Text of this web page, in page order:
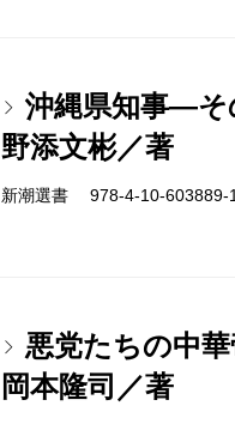
沖縄県知事―
野添文彬／著
新潮選書 978-4-10-
悪党たちの中華
岡本隆司／著